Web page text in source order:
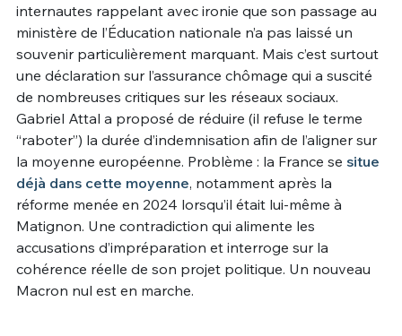
internautes rappelant avec ironie que son passage au
ministère de l’Éducation nationale n’a pas laissé un
souvenir particulièrement marquant. Mais c’est surtout
une déclaration sur l’assurance chômage qui a suscité
de nombreuses critiques sur les réseaux sociaux.
Gabriel Attal a proposé de réduire (il refuse le terme
“raboter”) la durée d’indemnisation afin de l’aligner sur
la moyenne européenne. Problème : la France se situe
déjà dans cette moyenne, notamment après la
réforme menée en 2024 lorsqu’il était lui-même à
Matignon. Une contradiction qui alimente les
accusations d’impréparation et interroge sur la
cohérence réelle de son projet politique. Un nouveau
Macron nul est en marche.